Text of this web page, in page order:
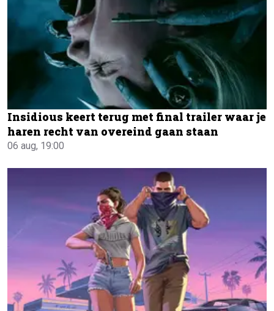
Insidious keert terug met final trailer waar je
haren recht van overeind gaan staan
06 aug, 19:00